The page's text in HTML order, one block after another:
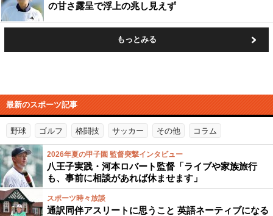
の甘さ露呈で浮上の兆し見えず
もっとみる
最新のスポーツ記事
野球 ゴルフ 格闘技 サッカー その他 コラム
2026年夏の甲子園 監督突撃インタビュー
八王子実践・河本ロバート監督「ライブや家族旅行
も、事前に相談があれば休ませます」
スポーツ時々放談
通訳同伴アスリートに思うこと 英語ネーティブになる